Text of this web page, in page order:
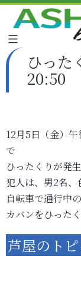
ひった
20:50
12月5日（金）
で
ひったくりが発
犯人は、男2名、
自転車で通行中
カバンをひった
芦屋のト